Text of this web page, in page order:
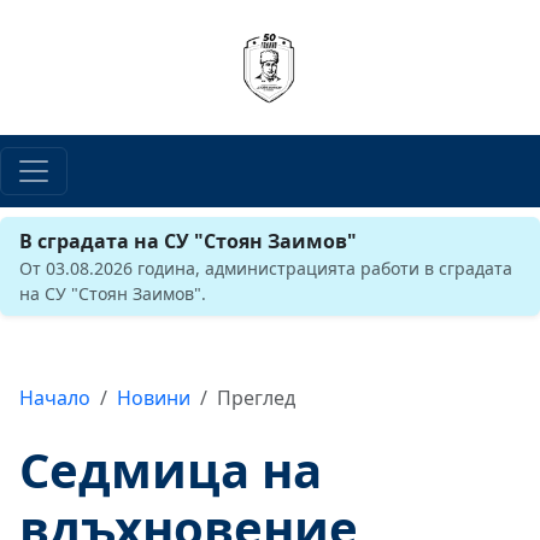
В сградата на СУ "Стоян Заимов"
От 03.08.2026 година, администрацията работи в сградата
на СУ "Стоян Заимов".
Начало Новини Преглед
Седмица на